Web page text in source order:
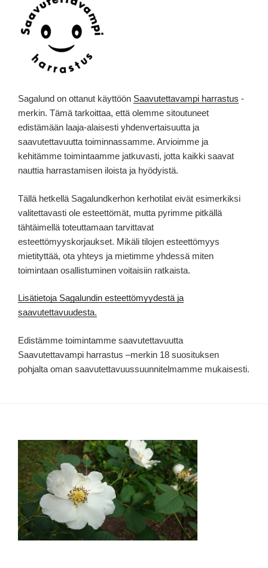
Sagalund on ottanut käyttöön Saavutettavampi harrastus -
merkin. Tämä tarkoittaa, että olemme sitoutuneet
edistämään laaja-alaisesti yhdenvertaisuutta ja
saavutettavuutta toiminnassamme. Arvioimme ja
kehitämme toimintaamme jatkuvasti, jotta kaikki saavat
nauttia harrastamisen iloista ja hyödyistä.
Tällä hetkellä Sagalundkerhon kerhotilat eivät esimerkiksi
valitettavasti ole esteettömät, mutta pyrimme pitkällä
tähtäimellä toteuttamaan tarvittavat
esteettömyyskorjaukset. Mikäli tilojen esteettömyys
mietityttää, ota yhteys ja mietimme yhdessä miten
toimintaan osallistuminen voitaisiin ratkaista.
Lisätietoja Sagalundin esteettömyydestä ja
saavutettavuudesta.
Edistämme toimintamme saavutettavuutta
Saavutettavampi harrastus –merkin 18 suosituksen
pohjalta oman saavutettavuussuunnitelmamme mukaisesti.